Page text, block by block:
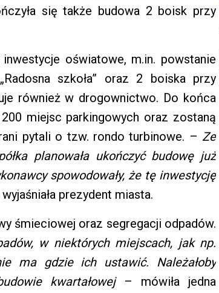
się także budowa 2 boisk przy
oświatowe, m.in. powstanie
szkoła” oraz 2 boiska przy
również w drogownictwo. Do końca
miejsc parkingowych oraz zostaną
pytali o tzw. rondo turbinowe. – Ze
planowała ukończyć budowę już
spowodowały, że tę inwestycję
prezydent miasta.
śmieciowej oraz segregacji odpadów.
w niektórych miejscach, jak np.
ma gdzie ich ustawić. Należałoby
kwartałowej– mówiła jedna